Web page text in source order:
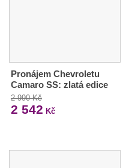
Pronájem Chevroletu
Camaro SS: zlatá edice
2 990 Kč
2 542 Kč